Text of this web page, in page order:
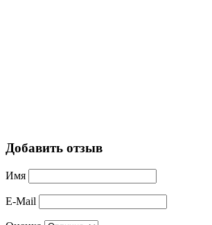
Добавить отзыв
Имя
E-Mail